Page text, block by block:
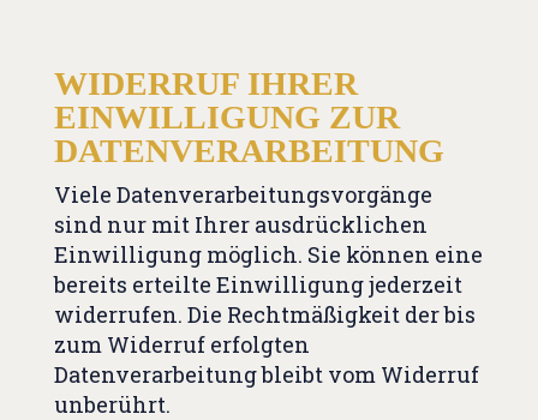
WIDERRUF IHRER
EINWILLIGUNG ZUR
DATENVERARBEITUNG
Viele Datenverarbeitungsvorgänge
sind nur mit Ihrer ausdrücklichen
Einwilligung möglich. Sie können eine
bereits erteilte Einwilligung jederzeit
widerrufen. Die Rechtmäßigkeit der bis
zum Widerruf erfolgten
Datenverarbeitung bleibt vom Widerruf
unberührt.